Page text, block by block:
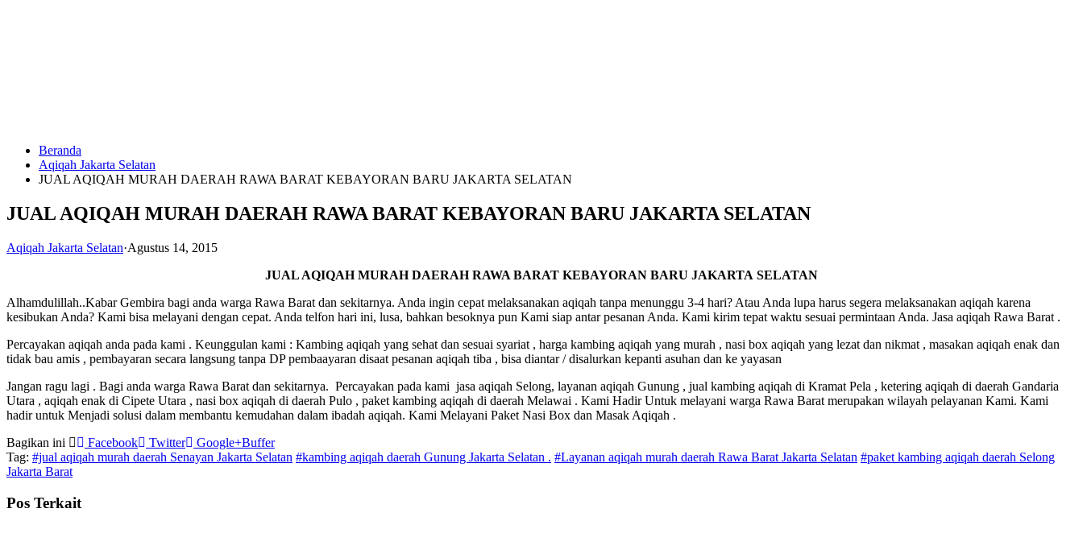
HUBUNGI
KAMI
0823
1246
6713
Beranda
Aqiqah Jakarta Selatan
JUAL AQIQAH MURAH DAERAH RAWA BARAT KEBAYORAN BARU JAKARTA SELATAN
JUAL AQIQAH MURAH DAERAH RAWA BARAT KEBAYORAN BARU JAKARTA SELATAN
Aqiqah Jakarta Selatan·Agustus 14, 2015
JUAL AQIQAH MURAH DAERAH RAWA BARAT KEBAYORAN BARU JAKARTA SELATAN
Alhamdulillah..Kabar Gembira bagi anda warga Rawa Barat dan sekitarnya. Anda ingin cepat melaksanakan aqiqah tanpa menunggu 3-4 hari? Atau Anda lupa harus segera melaksanakan aqiqah karena
kesibukan Anda? Kami bisa melayani dengan cepat. Anda telfon hari ini, lusa, bahkan besoknya pun Kami siap antar pesanan Anda. Kami kirim tepat waktu sesuai permintaan Anda. Jasa aqiqah Rawa Barat .
Percayakan aqiqah anda pada kami . Keunggulan kami : Kambing aqiqah yang sehat dan sesuai syariat , harga kambing aqiqah yang murah , nasi box aqiqah yang lezat dan nikmat , masakan aqiqah enak dan
tidak bau amis , pembayaran secara langsung tanpa DP pembaayaran disaat pesanan aqiqah tiba , bisa diantar / disalurkan kepanti asuhan dan ke yayasan
Jangan ragu lagi . Bagi anda warga Rawa Barat dan sekitarnya. Percayakan pada kami jasa aqiqah Selong, layanan aqiqah Gunung , jual kambing aqiqah di Kramat Pela , ketering aqiqah di daerah Gandaria
Utara , aqiqah enak di Cipete Utara , nasi box aqiqah di daerah Pulo , paket kambing aqiqah di daerah Melawai . Kami Hadir Untuk melayani warga Rawa Barat merupakan wilayah pelayanan Kami. Kami
hadir untuk Menjadi solusi dalam membantu kemudahan dalam ibadah aqiqah. Kami Melayani Paket Nasi Box dan Masak Aqiqah .
Bagikan ini
Facebook Twitter Google+Buffer
Tag: #jual aqiqah murah daerah Senayan Jakarta Selatan #kambing aqiqah daerah Gunung Jakarta Selatan . #Layanan aqiqah murah daerah Rawa Barat Jakarta Selatan #paket kambing aqiqah daerah Selong
Jakarta Barat
Pos Terkait